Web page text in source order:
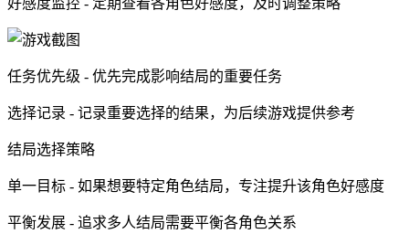
任务优先级 - 优先完成影响结局的重要任务
选择记录 - 记录重要选择的结果，为后续游戏提供参考
结局选择策略
单一目标 - 如果想要特定角色结局，专注提升该角色好感度
平衡发展 - 追求多人结局需要平衡各角色关系